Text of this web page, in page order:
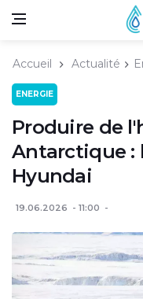
Accueil Actualité
ENERGIE
Produire de
Antarctique :
Hyundai
19.06.2026 11:00